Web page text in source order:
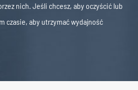
nich. Jeśli chcesz, aby oczyścić lub
czasie, aby utrzymać wydajność